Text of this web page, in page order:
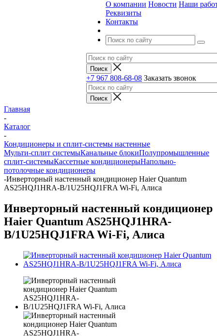
О компании Новости Наши
Реквизиты
Контакты
+7 967 808-68-08 Заказать звонок
Главная
-
Каталог
-
Кондиционеры и сплит-системы настенные
Мульти-сплит системыКанальные блокиПолупромышленные
сплит-системыКассетные кондиционерыНапольно-
потолочные кондиционеры
-Инверторный настенный кондиционер Haier Quantum
AS25HQJ1HRA-B/1U25HQJ1FRA Wi-Fi, Алиса
Инверторный настенный кондиционер
Haier Quantum AS25HQJ1HRA-
B/1U25HQJ1FRA Wi-Fi, Алиса